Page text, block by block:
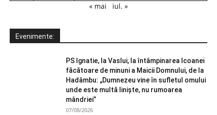
« mai
iul. »
Evenimente:
PS Ignatie, la Vaslui, la întâmpinarea Icoanei
făcătoare de minuni a Maicii Domnului, de la
Hadâmbu: „Dumnezeu vine în sufletul omului
unde este multă liniște, nu rumoarea
mândriei”
07/08/2026